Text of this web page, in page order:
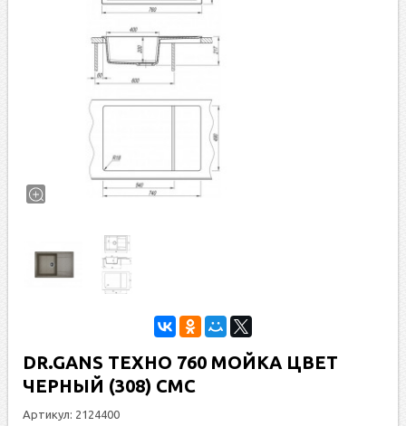
DR.GANS ТЕХНО 760 МОЙКА ЦВЕТ
ЧЕРНЫЙ (308) СМС
Артикул: 2124400